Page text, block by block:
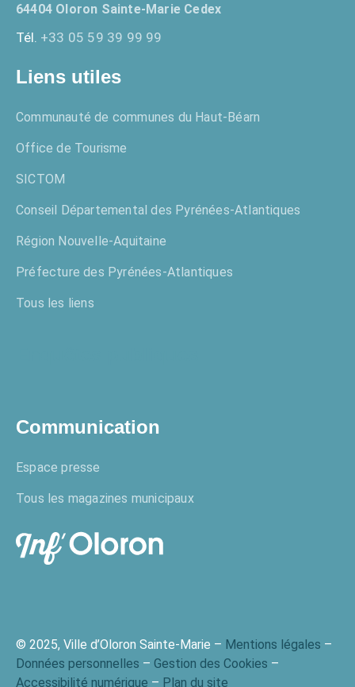
64404 Oloron Sainte-Marie Cedex
Tél. +33 05 59 39 99 99
Liens utiles
Communauté de communes du Haut-Béarn
Office de Tourisme
SICTOM
Conseil Départemental des Pyrénées-Atlantiques
Région Nouvelle-Aquitaine
Préfecture des Pyrénées-Atlantiques
Tous les liens
Communication
Espace presse
Tous les magazines municipaux
© 2025, Ville d’Oloron Sainte-Marie – Mentions légales –
Données personnelles – Gestion des Cookies –
Accessibilité numérique – Plan du site